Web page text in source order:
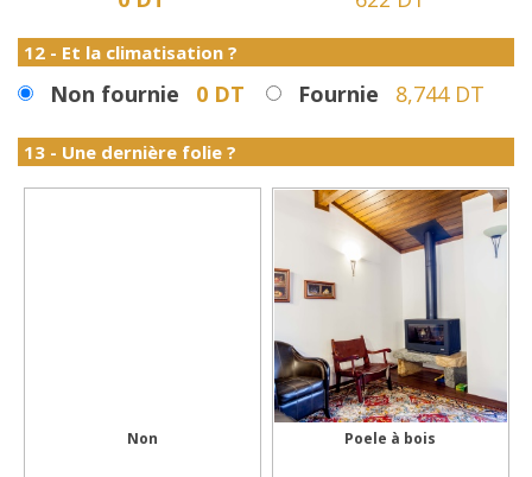
12 - Et la climatisation ?
Non fournie 0 DT Fournie 8,744 DT
13 - Une dernière folie ?
Non Poele à bois